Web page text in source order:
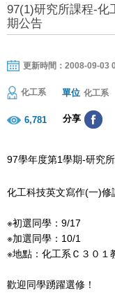
97(1)研究所課程-化
期公告
更新時間：2008-09-03
化工系 單位 化工系
6,781 分享
97學年度第1學期-研究
化工科技英文寫作(一)
※初選同學：9/17
※加選同學：10/1
※地點：化工系Ｃ３０１
歡迎同學踴躍選修！